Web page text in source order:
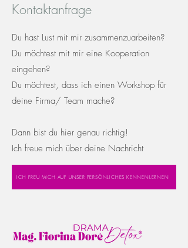
Kontaktanfrage
Du hast Lust mit mir zusammenzuarbeiten?
Du möchtest mit mir eine Kooperation
eingehen?
Du möchtest, dass ich einen Workshop für
deine Firma/ Team mache?
Dann bist du hier genau richtig!
Ich freue mich über deine Nachricht
ICH FREU MICH AUF UNSER PERSÖNLICHES KENNENLERNEN